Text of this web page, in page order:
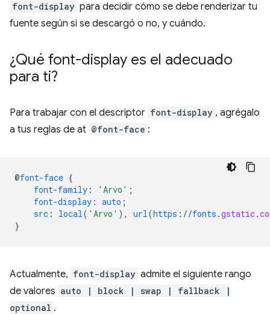
font-display para decidir cómo se debe renderizar tu
fuente según si se descargó o no, y cuándo.
¿Qué font-display es el adecuado
para ti?
Para trabajar con el descriptor font-display , agrégalo
a tus reglas de at @font-face :
@font-face {
font-family : 'Arvo' ;
font-display : auto ;
src : local( 'Arvo' ), url(https ://fonts .gstatic.
}
Actualmente, font-display admite el siguiente rango
de valores auto | block | swap | fallback |
optional .